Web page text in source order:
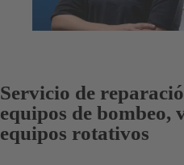
Servicio de
equipos de bombeo,
equipos rotativos